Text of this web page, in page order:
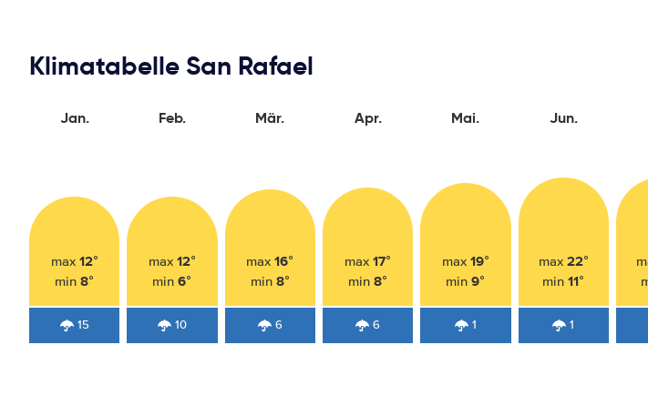
Klimatabelle San Rafael
Jan.
max 12°
min8°
15
Feb.
max 12°
min6°
10
Mär.
max16°
min 8°
6
Apr.
max17°
min8°
6
Mai.
max 19°
min9°
1
Jun.
max 22°
min11°
1